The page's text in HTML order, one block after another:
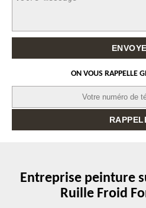
ON VOUS RAPPELLE
Entreprise peinture
Ruille Froid